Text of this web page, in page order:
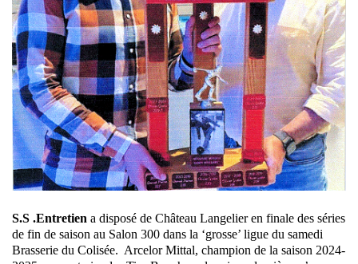
S.S .Entretien a disposé de Château Langelier en finale des séries
de fin de saison au Salon 300 dans la ‘grosse’ ligue du samedi
Brasserie du Colisée. Arcelor Mittal, champion de la saison 2024-